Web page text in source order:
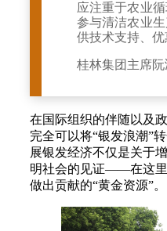
应注重于农业
参与清洁农业
供技术支持、优
桂林集团主席
在国际组织的伴随以及
完全可以将“银发浪潮”
展银发经济不仅是关于
明社会的见证——在这
做出贡献的“黄金资源”。